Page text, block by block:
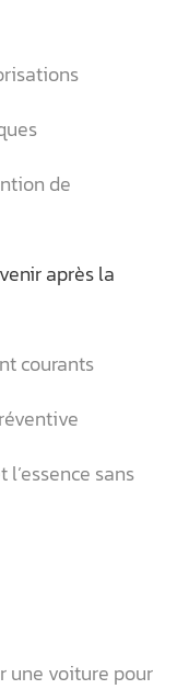
de
après la
courants
sans
une voiture pour